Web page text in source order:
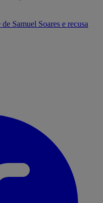
Samuel Soares e recusa